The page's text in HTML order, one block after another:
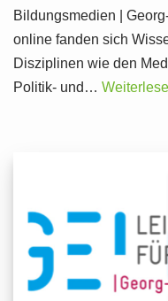
Bildungsmedien |
online fanden sich
Disziplinen wie den
Politik- und…